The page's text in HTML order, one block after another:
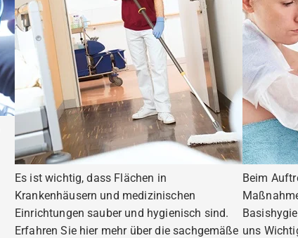
Es ist wichtig, dass Flächen in
Krankenhäusern und medizinischen
Einrichtungen sauber und hygienisch sind.
Erfahren Sie hier mehr über die sachgemäße
Beim
uns